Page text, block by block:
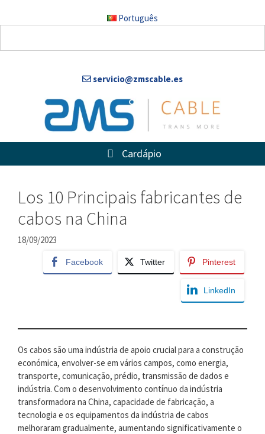
Português
servicio@zmscable.es
Cardápio
Los 10 Principais fabricantes de
cabos na China
18/09/2023
Facebook Twitter Pinterest
LinkedIn
Os cabos são uma indústria de apoio crucial para a construção
económica, envolver-se em vários campos, como energia,
transporte, comunicação, prédio, transmissão de dados e
indústria. Com o desenvolvimento contínuo da indústria
transformadora na China, capacidade de fabricação, a
tecnologia e os equipamentos da indústria de cabos
melhoraram gradualmente, aumentando significativamente o